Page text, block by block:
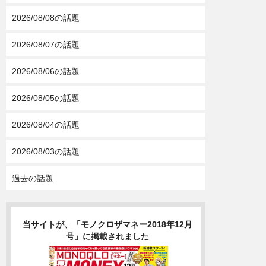
2026/08/08の話題
2026/08/07の話題
2026/08/06の話題
2026/08/05の話題
2026/08/04の話題
2026/08/03の話題
過去の話題
当サイトが、「モノクロザマネー2018年12月
号」に掲載されました